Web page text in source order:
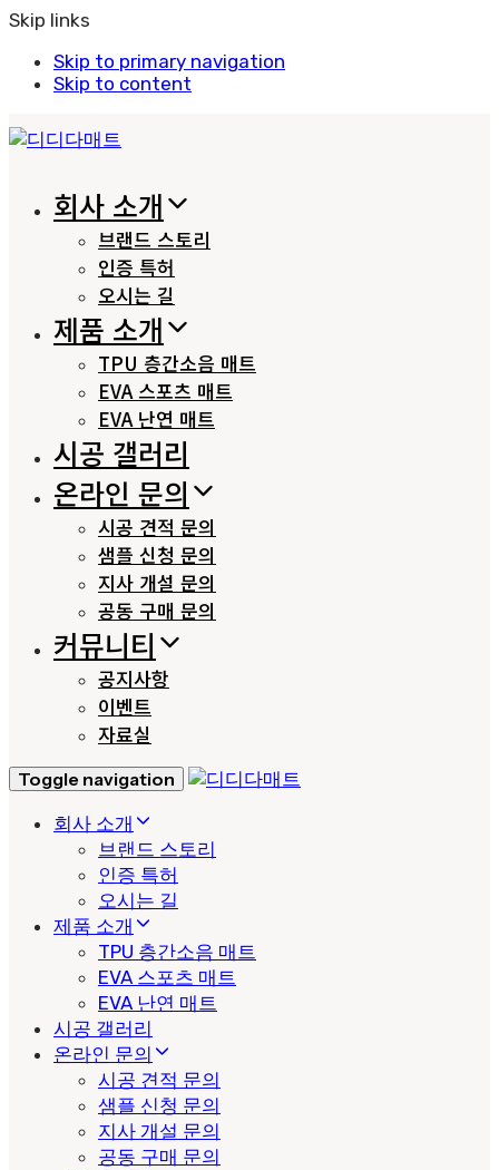
Skip links
Skip to primary navigation
Skip to content
회사 소개
브랜드 스토리
인증 특허
오시는 길
제품 소개
TPU 층간소음 매트
EVA 스포츠 매트
EVA 난연 매트
시공 갤러리
온라인 문의
시공 견적 문의
샘플 신청 문의
지사 개설 문의
공동 구매 문의
커뮤니티
공지사항
이벤트
자료실
Toggle navigation
회사 소개
브랜드 스토리
인증 특허
오시는 길
제품 소개
TPU 층간소음 매트
EVA 스포츠 매트
EVA 난연 매트
시공 갤러리
온라인 문의
시공 견적 문의
샘플 신청 문의
지사 개설 문의
공동 구매 문의